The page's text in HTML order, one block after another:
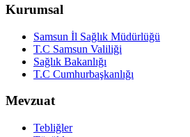
Kurumsal
Samsun İl Sağlık Müdürlüğü
T.C Samsun Valiliği
Sağlık Bakanlığı
T.C Cumhurbaşkanlığı
Mevzuat
Tebliğler